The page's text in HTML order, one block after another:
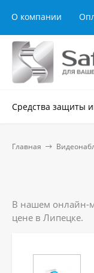
О компании
Средства защиты
Главная
В нашем онлайн-
цене в Липецке.